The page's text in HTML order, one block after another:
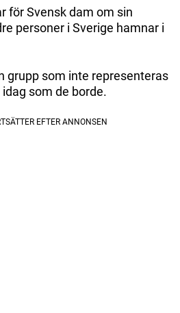
för Svensk dam om sin
personer i Sverige hamnar i
grupp som inte representeras
som de borde.